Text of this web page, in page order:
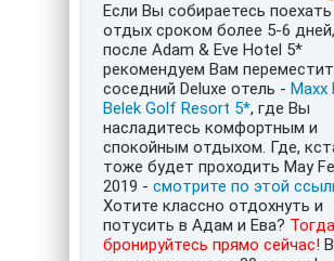
Если Вы собираетесь
отдых сроком более 5-6
после Adam & Eve Hotel 5*
рекомендуем Вам
соседний Deluxe отель - Maxx
Belek Golf Resort 5*, где Вы
насладитесь комфортным и
спокойным отдыхом. Где,
тоже будет проходить May
2019 - смотрите по этой
Хотите классно отдохнуть и
потусить в Адам и Ева? Тогда
бронируйтесь прямо сейчас!